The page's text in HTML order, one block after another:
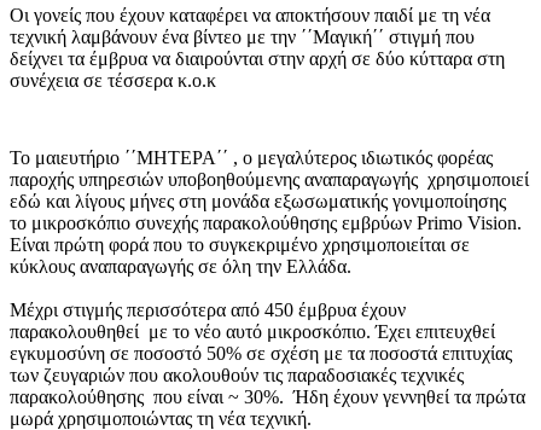
Οι γονείς που έχουν καταφέρει να αποκτήσουν παιδί με τη νέα
τεχνική λαμβάνουν ένα βίντεο με την ΄΄Μαγική΄΄ στιγμή που
δείχνει τα έμβρυα να διαιρούνται στην αρχή σε δύο κύτταρα στη
συνέχεια σε τέσσερα κ.ο.κ
Το μαιευτήριο ΄΄ΜΗΤΕΡΑ΄΄ , ο μεγαλύτερος ιδιωτικός φορέας
παροχής υπηρεσιών υποβοηθούμενης αναπαραγωγής χρησιμοποιεί
εδώ και λίγους μήνες στη μονάδα εξωσωματικής γονιμοποίησης
το μικροσκόπιο συνεχής παρακολούθησης εμβρύων Primo Vision.
Είναι πρώτη φορά που το συγκεκριμένο χρησιμοποιείται σε
κύκλους αναπαραγωγής σε όλη την Ελλάδα.
Μέχρι στιγμής περισσότερα από 450 έμβρυα έχουν
παρακολουθηθεί με το νέο αυτό μικροσκόπιο. Έχει επιτευχθεί
εγκυμοσύνη σε ποσοστό 50% σε σχέση με τα ποσοστά επιτυχίας
των ζευγαριών που ακολουθούν τις παραδοσιακές τεχνικές
παρακολούθησης που είναι ~ 30%. Ήδη έχουν γεννηθεί τα πρώτα
μωρά χρησιμοποιώντας τη νέα τεχνική.